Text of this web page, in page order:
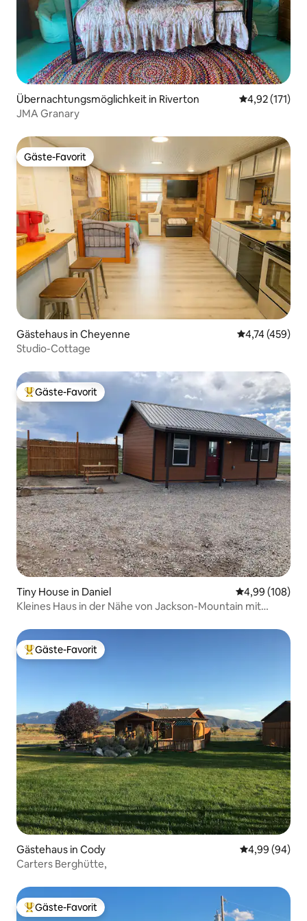
Übernachtungsmöglichkeit in Riverton
4,92 (171)
JMA Granary
Gäste-Favorit
Gäste-Favorit
Gästehaus in Cheyenne
4,74 (459)
Studio-Cottage
Beliebter Gäste-Favorit.
Gäste-Favorit
Tiny House in Daniel
4,99 (108)
Kleines Haus in der Nähe von Jackson-Mountain mit
Beliebter Gäste-Favorit.
Gäste-Favorit
Gästehaus in Cody
4,99 (94)
Carters Berghütte,
Beliebter Gäste-Favorit.
Gäste-Favorit